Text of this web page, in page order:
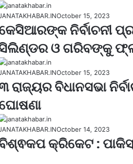
October 15, 2023
ନିର୍ବାଚନୀ
ଓ ଗରିବଙ୍କୁ
October 15, 2023
ରାଜ୍ୟର ବିଧାନସଭା
October 14, 2023
କ୍ରିକେଟ :